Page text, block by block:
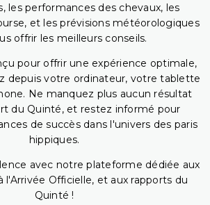
les performances des chevaux, les
et les prévisions météorologiques
offrir les meilleurs conseils.
pour offrir une expérience optimale,
depuis votre ordinateur, votre tablette
Ne manquez plus aucun résultat
du Quinté, et restez informé pour
de succès dans l'univers des paris
hippiques.
avec notre plateforme dédiée aux
l'Arrivée Officielle, et aux rapports du
Quinté !